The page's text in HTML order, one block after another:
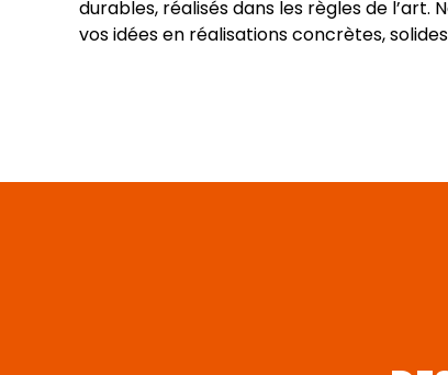
durables, réalisés dans les règles de
vos idées en réalisations concrètes,